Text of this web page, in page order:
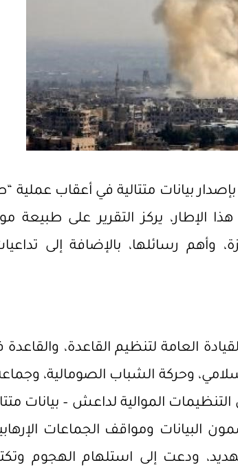
بيانات متتالية في أعقاب عملية
الإطار، يركز التقرير على طبيعة
وأهم رسائلها، بالإضافة إلى
العامة لتنظيم القاعدة،
وحركة الشباب الصومالية،
الموالية لداعش – بيانات
البيانات ومواقف الجماعات
ودعت إلى استلهام الهجوم